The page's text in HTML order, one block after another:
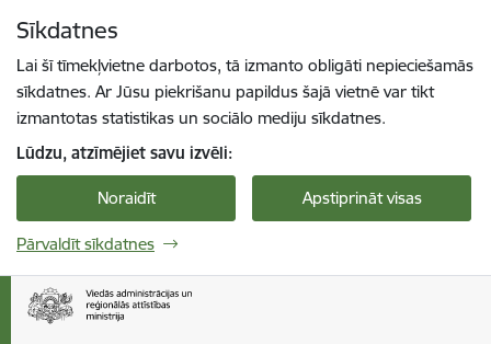
Sīkdatnes
Lai šī tīmekļvietne darbotos, tā izmanto obligāti nepieciešamās
sīkdatnes. Ar Jūsu piekrišanu papildus šajā vietnē var tikt
izmantotas statistikas un sociālo mediju sīkdatnes.
Lūdzu, atzīmējiet savu izvēli:
Noraidīt Apstiprināt visas
Pārvaldīt sīkdatnes